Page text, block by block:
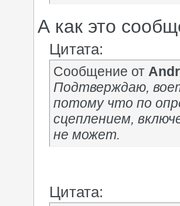
А как это
Цитата:
Сообщение от
Подтверждаю,
потому что по
сцеплением,
не может.
Цитата: